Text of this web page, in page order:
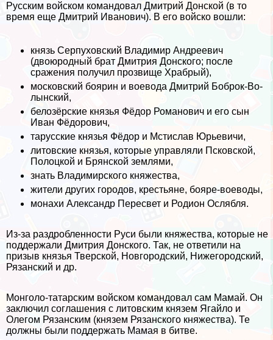
Русским войском комaндовал Дмитрий Донской (в то
время еще Дмитрий Иванович). В его войско вошли:
князь Серпуховский Владимир Андреевич
(двоюродный брат Дмитрия Донского; после
сражения получил прозвище Храбрый),
московский боярин и воевода Дмитрий Боб­ро­к-Во­
лын­ский,
бе­ло­зёр­ские кня­зья Фё­дор Ро­ма­но­вич и его сын
Иван Фё­до­рович,
тарусские князья Фё­дор и Мсти­слав Юрь­е­ви­чи,
литовские князья, которые управляли Псковской,
Полоцкой и Брянской землями,
знать Владимирского княжества,
жители других городов, крестьяне, бояре-воеводы,
монахи Александр Пересвет и Родион Ослябля.
Из-за раздробленности Руси были княжества, которые не
поддержали Дмитрия Донского. Так, не ответили на
призыв князья Тверской, Нов­го­род­ский, Ни­же­го­род­ский,
Ря­зан­ский и др.
Монголо-татарским войском комaндовал сам Мамай. Он
заключил соглашения с литовским князем Ягайло и
Олегом Рязанским (князем Рязанского княжества). Те
должны были поддержать Мамая в битве.